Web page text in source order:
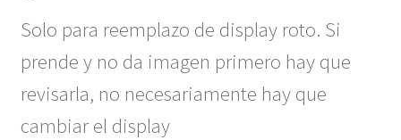
Solo para reemplazo de display roto. Si
prende y no da imagen primero hay que
revisarla, no necesariamente hay que
cambiar el display